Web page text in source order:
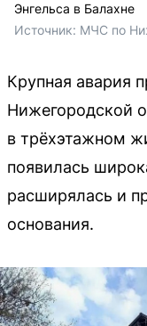
Энгельса в Балахне
Источник: МЧС по
Крупная авария
Нижегородской
в трёхэтажном
появилась
расширялась и
основания.